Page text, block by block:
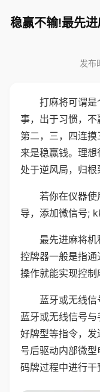
稳赢不输!最先
发布
打麻将可谓
事，出于习惯，不
第二，三，四连
来是稳赢钱。理
处于逆风局，归根
若你在仪器
导，添加微信号;
最先进麻将
控牌器一般是指
操作就能实现控制
蓝牙或无线
蓝牙或无线信号
好牌型等指令，
号后驱动内部微型
码牌过程中进行干